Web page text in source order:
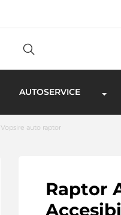
AUTOSERVICE
Vopsire auto raptor
Raptor